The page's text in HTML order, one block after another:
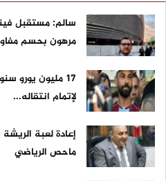
سالم: مستقبل
مرهون بحسم
17 مليون يورو
لإتمام انتقاله...
إعادة لعبة
ماحص الرياضي